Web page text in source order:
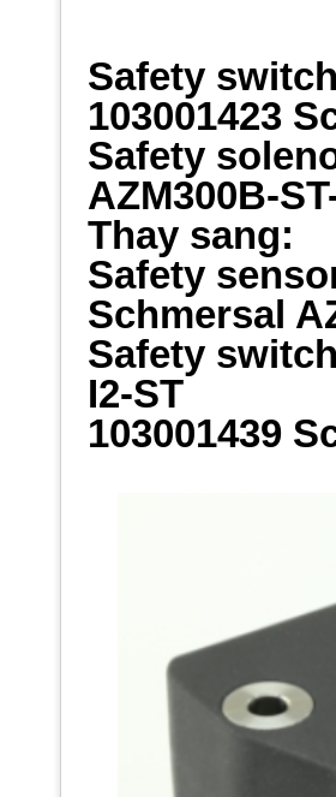
Safety
103001423
Safety
AZM300B-
Thay sang:
Safety
Schmersal
Safety
I2-ST
103001439